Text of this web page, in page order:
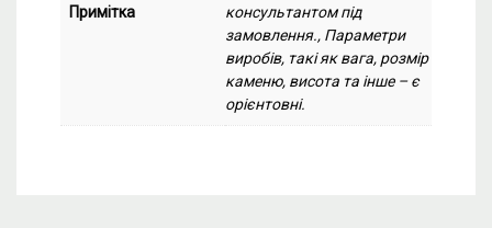
Примітка
консультантом під
замовлення., Параметри
виробів, такі як вага, розмір
каменю, висота та інше – є
орієнтовні.